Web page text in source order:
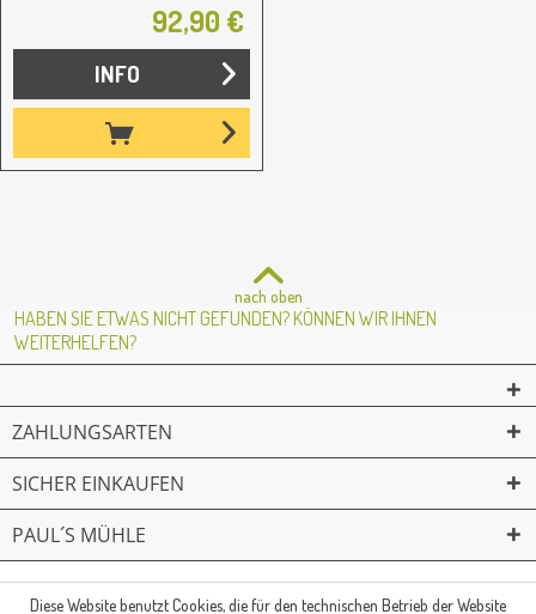
92,90 €
INFO
nach oben
HABEN SIE ETWAS NICHT GEFUNDEN? KÖNNEN WIR IHNEN
WEITERHELFEN?
ZAHLUNGSARTEN
SICHER EINKAUFEN
PAUL´S MÜHLE
© Paul's Mühle | Inhaber: Christof Paul e.K. | Westring 2 | 45659
Diese Website benutzt Cookies, die für den technischen Betrieb der Website